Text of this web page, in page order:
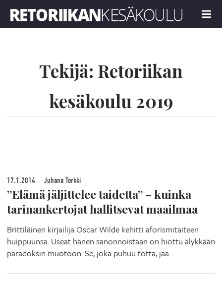
MENU
Tekijä: Retoriikan
kesäkoulu 2019
17.1.2014 Juhana Torkki
”Elämä jäljittelee taidetta” – kuinka
tarinankertojat hallitsevat maailmaa
Brittiläinen kirjailija Oscar Wilde kehitti aforismitaiteen
huippuunsa. Useat hänen sanonnoistaan on hiottu älykkään
paradoksin muotoon: Se, joka puhuu totta, jää…